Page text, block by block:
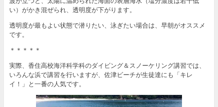
い）がかき混ぜられ、透明度が下がります。
透明度が最もよい状態で潜りたい、泳ぎたい場合は、早朝がオススメ
です。
＊＊＊＊＊
実際、香住高校海洋科学科のダイビング＆スノーケリング講習では、
いろんな浜で講習を行いますが、佐津ビーチが生徒達にも「キレ
イ！」と一番の人気です。